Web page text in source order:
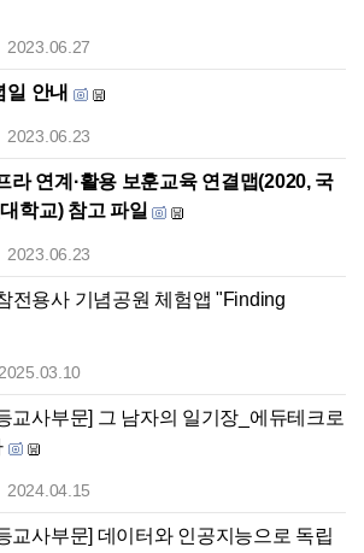
2023.06.27
일 안내
2023.06.23
라 연계·활용 보훈교육 연결맵(2020, 국
학교) 참고 파일
2023.06.23
전용사 기념공원 체험앱 "Finding
교사부문] 그 남자의 일기장_에듀테크로
2024.04.15
교사부문] 데이터와 인공지능으로 독립